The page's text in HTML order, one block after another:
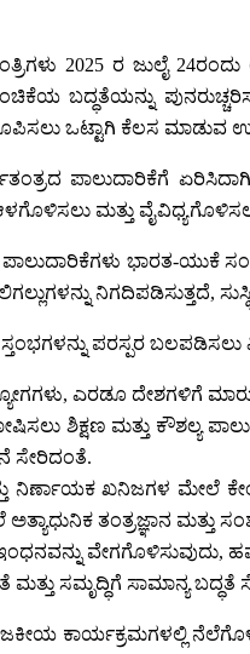
2025 ರ ಜುಲೈ
ಬದ್ಧತೆಯನ್ನು
ಒಟ್ಟಾಗಿ ಕೆಲಸ ಮಾಡುವ
ಪಾಲುದಾರಿಕೆಗೆ
ಮತ್ತು
ಭಾರತ-ಯುಕೆ
ನಿಗದಿಪಡಿಸುತ್ತದೆ,
ಪರಸ್ಪರ ಬಲಪಡಿಸಲು
ಎರಡೂ ದೇಶಗಳಿಗೆ
ಶಿಕ್ಷಣ ಮತ್ತು ಕೌಶಲ್ಯ
ಸೇರಿದಂತೆ.
ನಿರ್ಣಾಯಕ ಖನಿಜಗಳ ಮೇಲೆ
ತಂತ್ರಜ್ಞಾನ ಮತ್ತು
ವೇಗಗೊಳಿಸುವುದು,
ಸಮೃದ್ಧಿಗೆ ಸಾಮಾನ್ಯ ಬದ್ಧತೆ
ಕಾರ್ಯಕ್ರಮಗಳಲ್ಲಿ